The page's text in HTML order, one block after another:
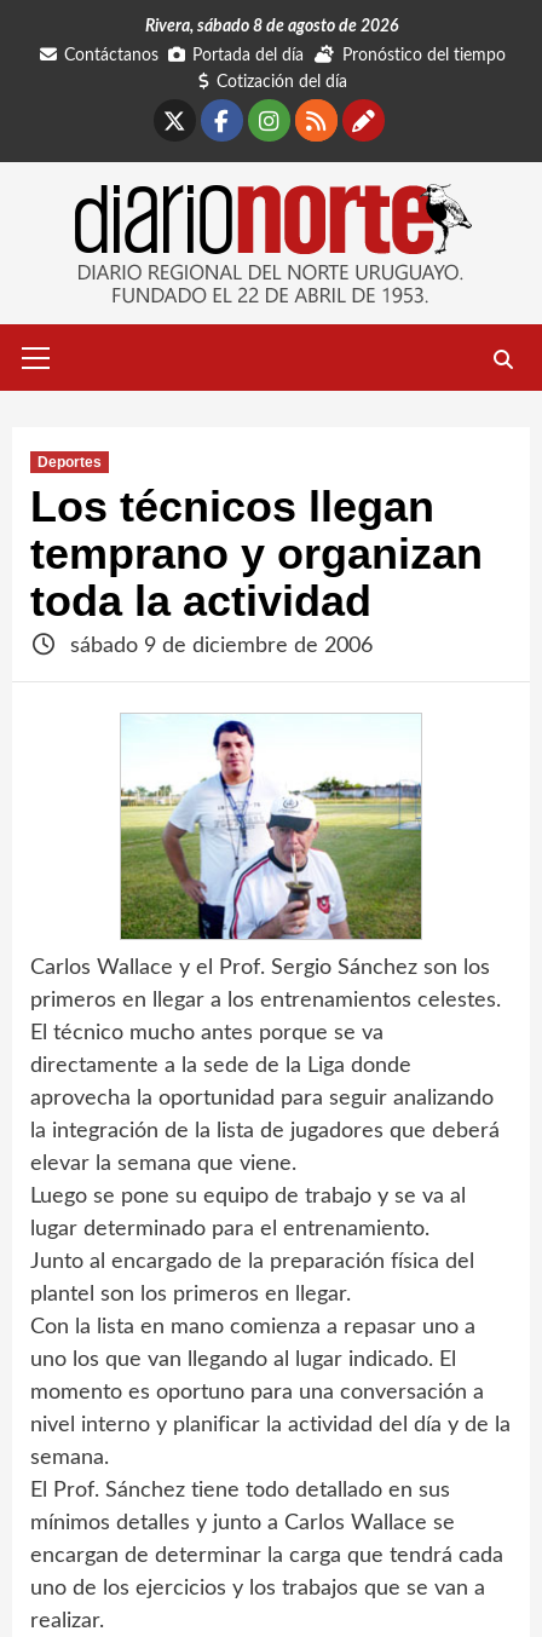
Rivera, sábado 8 de agosto de 2026
Contáctanos
Portada del día
Pronóstico del tiempo
Cotización del día
Facebook
Instagram
RSSContáctanos
primario
Deportes
Los técnicos llegan
temprano y organizan
toda la actividad
sábado 9 de diciembre de 2006
Carlos Wallace y el Prof. Sergio Sánchez son los
primeros en llegar a los entrenamientos celestes.
El técnico mucho antes porque se va
directamente a la sede de la Liga donde
aprovecha la oportunidad para seguir analizando
la integración de la lista de jugadores que deberá
elevar la semana que viene.
Luego se pone su equipo de trabajo y se va al
lugar determinado para el entrenamiento.
Junto al encargado de la preparación física del
plantel son los primeros en llegar.
Con la lista en mano comienza a repasar uno a
uno los que van llegando al lugar indicado. El
momento es oportuno para una conversación a
nivel interno y planificar la actividad del día y de la
semana.
El Prof. Sánchez tiene todo detallado en sus
mínimos detalles y junto a Carlos Wallace se
encargan de determinar la carga que tendrá cada
uno de los ejercicios y los trabajos que se van a
realizar.